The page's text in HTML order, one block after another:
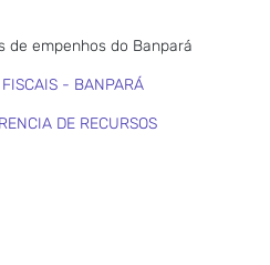
de empenhos do Banpará
FISCAIS - BANPARÁ
DE RECURSOS